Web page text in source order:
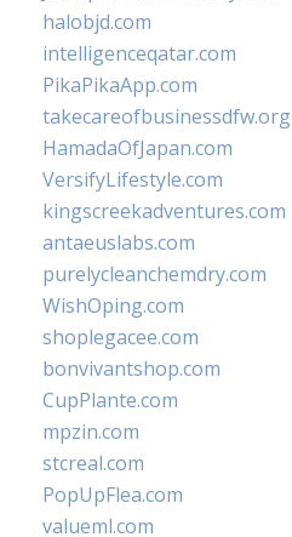
halobjd.com
intelligenceqatar.com
PikaPikaApp.com
takecareofbusinessdfw.org
HamadaOfJapan.com
VersifyLifestyle.com
kingscreekadventures.com
antaeuslabs.com
purelycleanchemdry.com
WishOping.com
shoplegacee.com
bonvivantshop.com
CupPlante.com
mpzin.com
stcreal.com
PopUpFlea.com
valueml.com